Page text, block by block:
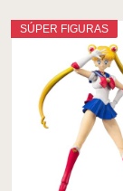
SÚPER FIGURAS